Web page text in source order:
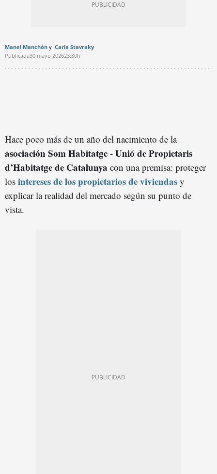
Manel Manchón
Carla Stavraky
Publicada30 mayo 202623:30h
Hace poco más de un año del nacimiento de la
asociación Som Habitatge - Unió de Propietaris
d’Habitatge de Catalunya con una premisa: proteger
los intereses de los propietarios de viviendas y
explicar la realidad del mercado según su punto de
vista.